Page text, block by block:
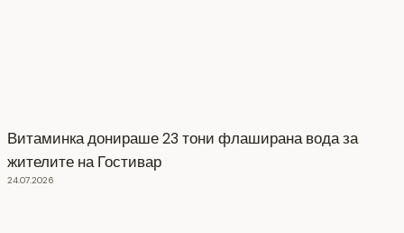
Витаминка донираше 23 тони флаширана вода за
жителите на Гостивар
24.07.2026